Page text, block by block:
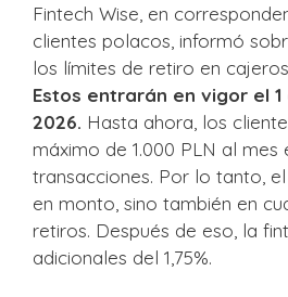
Fintech Wise, en
clientes polacos, informó
los límites de retiro en
Estos entrarán en vigor el
2026. Hasta ahora, los
máximo de 1.000 PLN al mes
transacciones. Por lo tanto,
en monto, sino también en
retiros. Después de eso, la
adicionales del 1,75%.